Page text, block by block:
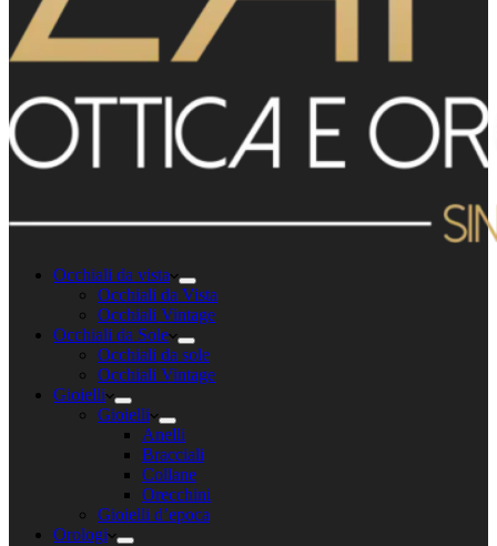
Occhiali da vista
Occhiali da Vista
Occhiali Vintage
Occhiali da Sole
Occhiali da sole
Occhiali Vintage
Gioielli
Gioielli
Anelli
Bracciali
Collane
Orecchini
Gioielli d’epoca
Orologi